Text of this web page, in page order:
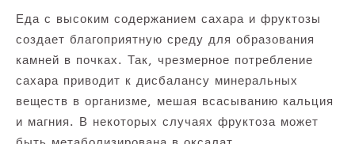
Еда с высоким содержанием сахара и фруктозы
создает благоприятную среду для образования
камней в почках. Так, чрезмерное потребление
сахара приводит к дисбалансу минеральных
веществ в организме, мешая всасыванию кальция
и магния. В некоторых случаях фруктоза может